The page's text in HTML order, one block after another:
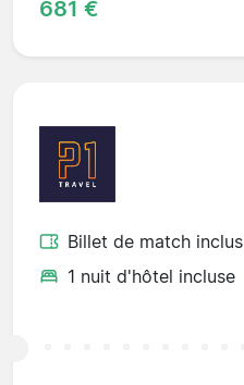
681 €
Billet de match inclus
1 nuit d'hôtel incluse